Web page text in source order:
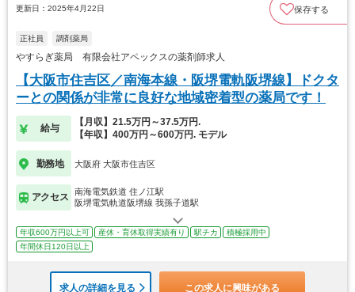
更新日：2025年4月22日 保存する
正社員 調剤薬局
やすらぎ薬局 有限会社アペックスの薬剤師求人
【大阪市住吉区／南海本線・阪堺電軌阪堺線】ドクタ
ーとの関係が非常に良好な地域密着型の薬局です！
給与
【月収】21.5万円～37.5万円.
【年収】400万円～600万円. モデル
勤務地 大阪府 大阪市住吉区
アクセス
南海電気鉄道 住ノ江駅
阪堺電気軌道阪堺線 我孫子道駅
年収600万円以上可 産休・育休取得実績有り 駅チカ
積極採用中
年間休日120日以上
求人の詳細を見る この求人に興味がある